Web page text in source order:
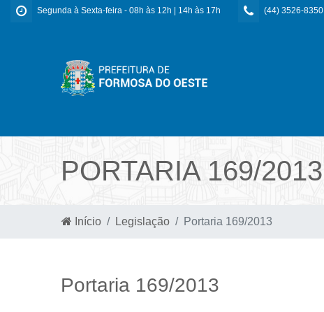
Segunda à Sexta-feira - 08h às 12h | 14h às 17h (44) 3526-8350
PORTARIA 169/2013
Início Legislação Portaria 169/2013
Portaria 169/2013